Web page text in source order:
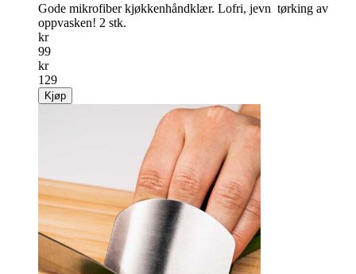
Gode mikrofiber kjøkkenhåndklær. Lofri, jevn ­ tørking av
oppvasken! 2 stk.
kr
99
kr
129
Kjøp